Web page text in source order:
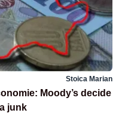
Stoica Marian
Moody’s decide
junk